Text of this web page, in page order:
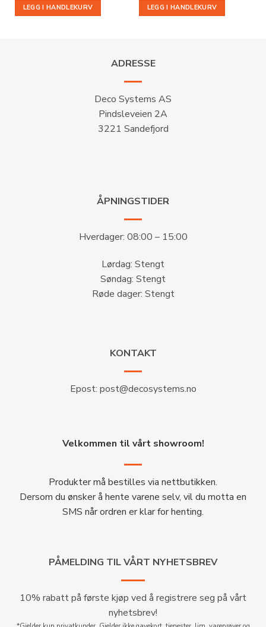
LEGG I HANDLEKURV LEGG I HANDLEKURV
ADRESSE
Deco Systems AS
Pindsleveien 2A
3221 Sandefjord
ÅPNINGSTIDER
Hverdager: 08:00 – 15:00
Lørdag: Stengt
Søndag: Stengt
Røde dager: Stengt
KONTAKT
Epost: post@decosystems.no
Velkommen til vårt showroom!
Produkter må bestilles via nettbutikken.
Dersom du ønsker å hente varene selv, vil du motta en
SMS når ordren er klar for henting.
PÅMELDING TIL VÅRT NYHETSBREV
10% rabatt på første kjøp ved å registrere seg på vårt
nyhetsbrev!